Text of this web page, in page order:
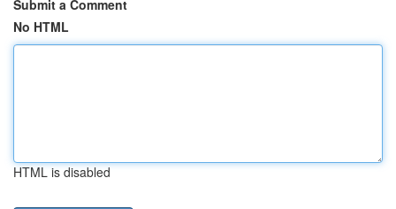
Submit a Comment
No HTML
HTML is disabled